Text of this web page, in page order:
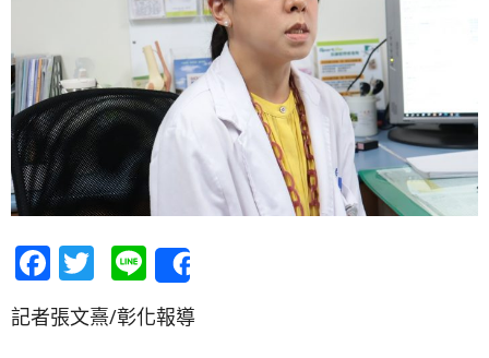
Facebook
Twitter
Line
記者張文熹/彰化報導